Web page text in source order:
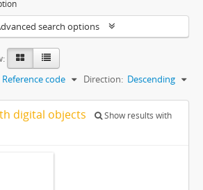
search options
Reference code Direction: Descending
digital objects
Show results with